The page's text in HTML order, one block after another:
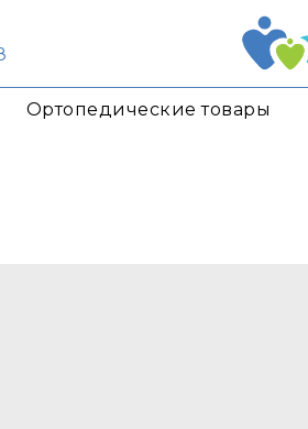
Ортопедические товары